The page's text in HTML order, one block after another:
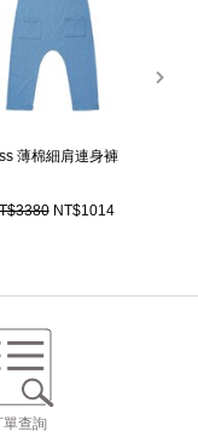
薄棉細肩連身褲
NT$1014
單查詢